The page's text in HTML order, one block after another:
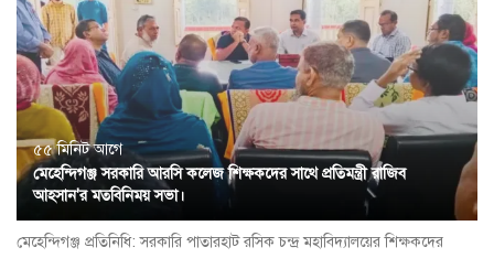
৫৫ মিনিট আগে
মেহেন্দিগঞ্জ সরকারি আরসি কলেজ শিক্ষকদের সাথে প্রতিমন্ত্রী রাজিব
আহসান'র মতবিনিময় সভা।
মেহেন্দিগঞ্জ প্রতিনিধি: সরকারি পাতারহাট রসিক চন্দ্র মহাবিদ্যালয়ের শিক্ষকদের